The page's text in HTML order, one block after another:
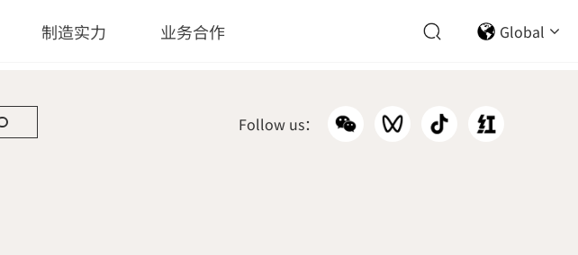
制造实力 业务合作 Global
韩国本部
Follow us：